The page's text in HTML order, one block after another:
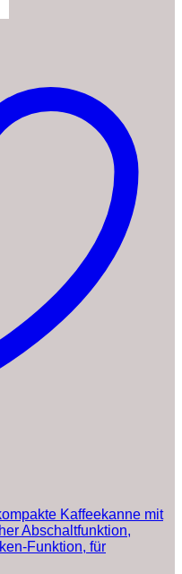
Kaffeekanne mit
Abschaltfunktion,
Funktion, für